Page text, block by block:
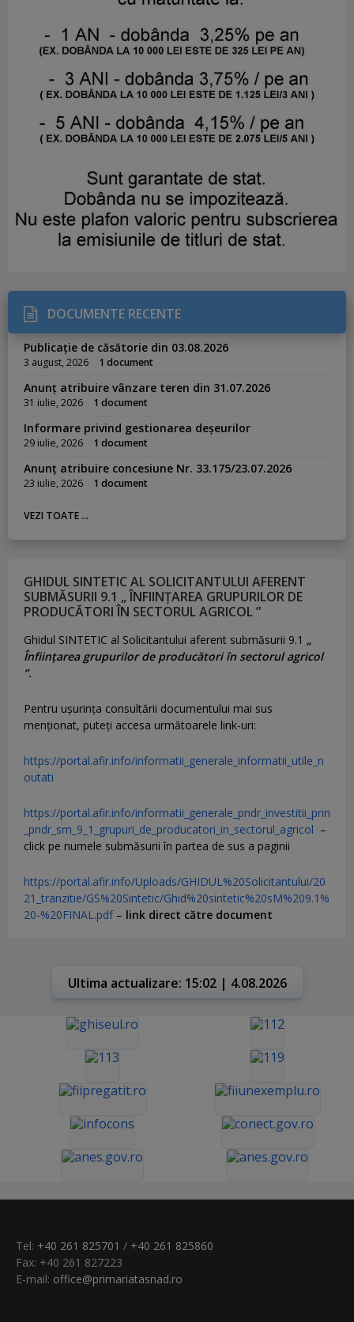
DOCUMENTE RECENTE
Publicație de căsătorie din 03.08.2026
3 august, 2026 1 document
Anunț atribuire vânzare teren din 31.07.2026
31 iulie, 2026 1 document
Informare privind gestionarea deșeurilor
29 iulie, 2026 1 document
Anunț atribuire concesiune Nr. 33.175/23.07.2026
23 iulie, 2026 1 document
VEZI TOATE ...
GHIDUL SINTETIC AL SOLICITANTULUI AFERENT
SUBMĂSURII 9.1 „ ÎNFIINȚAREA GRUPURILOR DE
PRODUCĂTORI ÎN SECTORUL AGRICOL ”
Ghidul SINTETIC al Solicitantului aferent submăsurii 9.1 „
Înființarea grupurilor de producători în sectorul agricol
”.
Pentru uşurinţa consultării documentului mai sus
menţionat, puteţi accesa următoarele link-uri:
https://portal.afir.info/informatii_generale_informatii_utile_n
outati
https://portal.afir.info/informatii_generale_pndr_investitii_prin
_pndr_sm_9_1_grupuri_de_producatori_in_sectorul_agricol –
click pe numele submăsurii în partea de sus a paginii
https://portal.afir.info/Uploads/GHIDUL%20Solicitantului/20
21_tranzitie/GS%20Sintetic/Ghid%20sintetic%20sM%209.1%
20-%20FINAL.pdf– link direct către document
Ultima actualizare: 15:02 | 4.08.2026
Tel: +40 261 825701 / +40 261 825860
Fax: +40 261 827223
E-mail: office@primariatasnad.ro